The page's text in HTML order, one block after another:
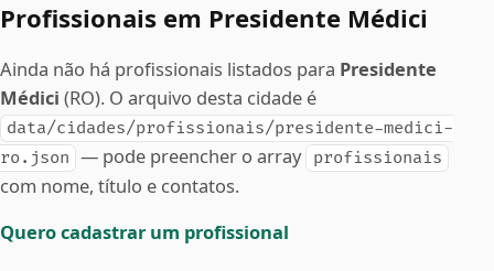
Profissionais em Presidente Médici
Ainda não há profissionais listados para Presidente
Médici (RO). O arquivo desta cidade é
data/cidades/profissionais/presidente-medici-
ro.json — pode preencher o array profissionais
com nome, título e contatos.
Quero cadastrar um profissional